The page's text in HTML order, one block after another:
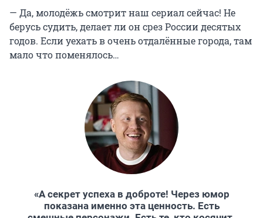
— Да, молодёжь смотрит наш сериал сейчас! Не
берусь судить, делает ли он срез России десятых
годов. Если уехать в очень отдалённые города, там
мало что поменялось…
«А секрет успеха в доброте! Через юмор
показана именно эта ценность. Есть